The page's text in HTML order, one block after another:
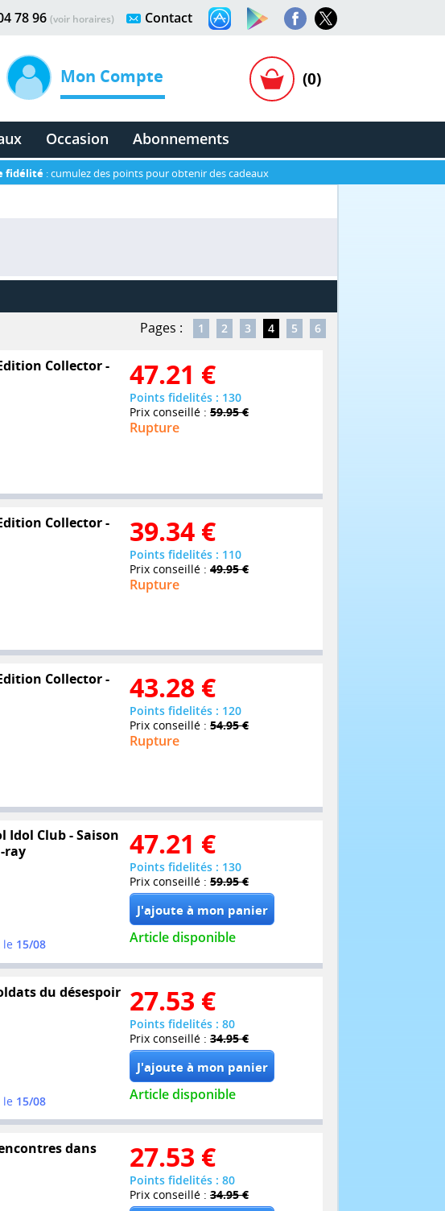
Contact
78 96 (voir horaires)
Mon Compte (0)
Occasion Abonnements
fidélité : cumulez des points pour obtenir des cadeaux
Pages : 1 2 3 4 5 6
Collector -
47.21 €
Points fidelités : 130
Prix conseillé : 59.95 €
Rupture
Collector -
39.34 €
Points fidelités : 110
Prix conseillé : 49.95 €
Rupture
Collector -
43.28 €
Points fidelités : 120
Prix conseillé : 54.95 €
Rupture
Idol Club - Saison
ray
15/08
47.21 €
Points fidelités : 130
Prix conseillé : 59.95 €
Article disponible
du désespoir
15/08
27.53 €
Points fidelités : 80
Prix conseillé : 34.95 €
Article disponible
dans
27.53 €
Points fidelités : 80
Prix conseillé : 34.95 €